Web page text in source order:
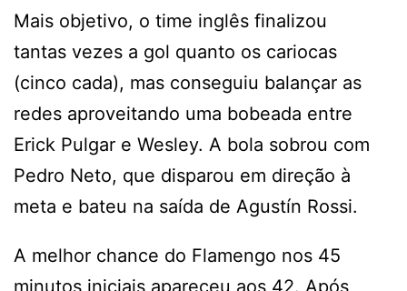
Mais objetivo, o time inglês finalizou
tantas vezes a gol quanto os cariocas
(cinco cada), mas conseguiu balançar as
redes aproveitando uma bobeada entre
Erick Pulgar e Wesley. A bola sobrou com
Pedro Neto, que disparou em direção à
meta e bateu na saída de Agustín Rossi.
A melhor chance do Flamengo nos 45
minutos iniciais apareceu aos 42. Após